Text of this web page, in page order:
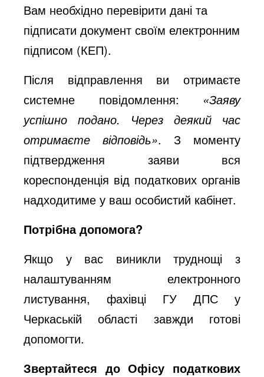
Вам необхідно перевірити дані та
підписати документ своїм електронним
підписом (КЕП).
Після відправлення ви отримаєте
системне повідомлення: «Заяву
успішно подано. Через деякий час
отримаєте відповідь». З моменту
підтвердження заяви вся
кореспонденція від податкових органів
надходитиме у ваш особистий кабінет.
Потрібна допомога?
Якщо у вас виникли труднощі з
налаштуванням електронного
листування, фахівці ГУ ДПС у
Черкаській області завжди готові
допомогти.
Звертайтеся до Офісу податкових